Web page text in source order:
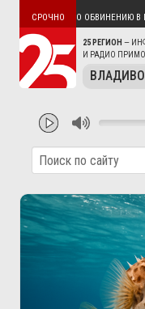
25 РЕГИОН —
И РАДИО
СРОЧНОПО ОБВИНЕНИЮ В